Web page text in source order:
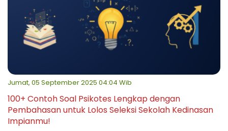
Jumat, 05 September 2025 04:04 Wib
100+ Contoh Soal Psikotes Lengkap dengan
Pembahasan untuk Lolos Seleksi Sekolah Kedinasan
Impianmu!